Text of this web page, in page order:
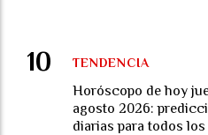
Horóscopo de hoy
agosto 2026:
diarias para todos
TENDENCIA